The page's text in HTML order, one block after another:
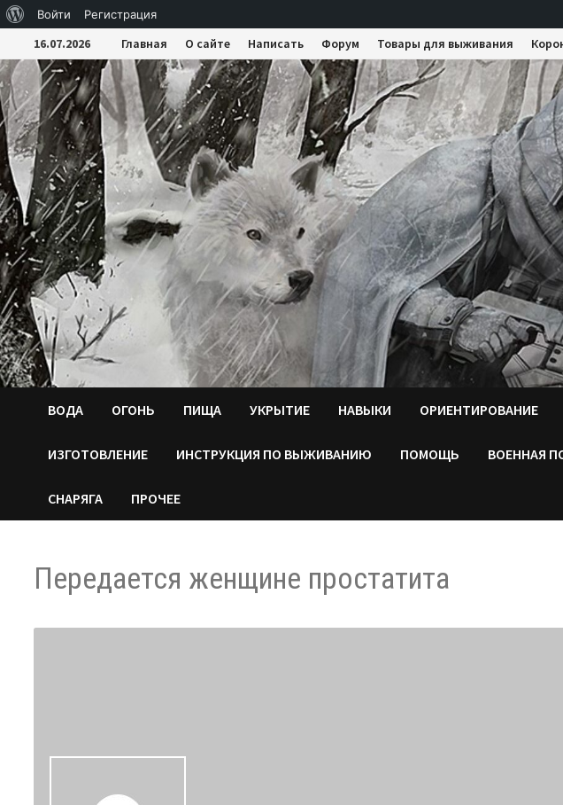
WordPress
Войти Регистрация
Перейти
к
содержимому
16.07.2026 Главная О сайте Написать Форум Товары для выживания
ВОДA ОГОНЬ ПИЩА УКРЫТИЕ НАВЫКИ ОРИЕНТИРОВАНИЕ
ИЗГОТОВЛЕНИЕ ИНСТРУКЦИЯ ПО ВЫЖИВАНИЮ ПОМОЩЬ ВОЕННАЯ
СНАРЯГА ПРОЧЕЕ
Передается женщине простатита